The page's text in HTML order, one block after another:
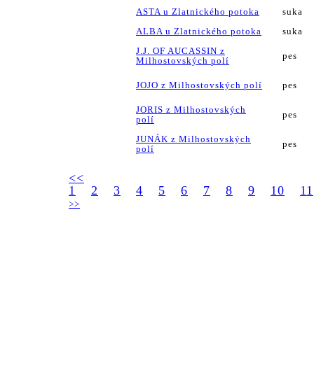
ASTA u Zlatnického potoka
suka
ALBA u Zlatnického potoka
suka
J.J. OF AUCASSIN z
Milhostovských polí
pes
JOJO z Milhostovských polí pes
JORIS z Milhostovských
polí
pes
JUNÁK z Milhostovských
polí
pes
<<
1
2 3 4 5 6 7 8 9 10 11
>>